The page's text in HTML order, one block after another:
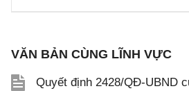
VĂN BẢN CÙNG LĨNH VỰC
Quyết định 2428/QĐ-UBND